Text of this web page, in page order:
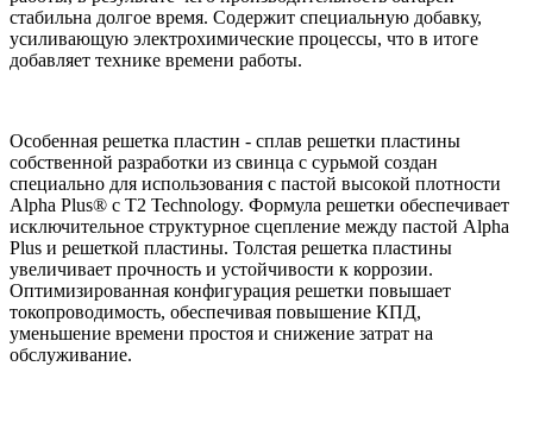
стабильна долгое время. Содержит специальную добавку,
усиливающую электрохимические процессы, что в итоге
добавляет технике времени работы.
Особенная решетка пластин - сплав решетки пластины
собственной разработки из свинца с сурьмой создан
специально для использования с пастой высокой плотности
Alpha Plus® с T2 Technology. Формула решетки обеспечивает
исключительное структурное сцепление между пастой Alpha
Plus и решеткой пластины. Толстая решетка пластины
увеличивает прочность и устойчивости к коррозии.
Оптимизированная конфигурация решетки повышает
токопроводимость, обеспечивая повышение КПД,
уменьшение времени простоя и снижение затрат на
обслуживание.